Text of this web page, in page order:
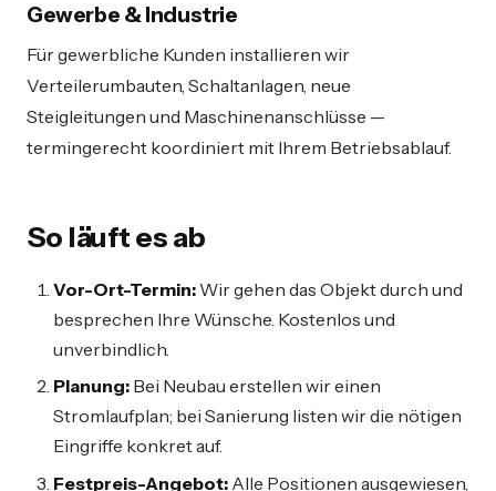
Gewerbe & Industrie
Für gewerbliche Kunden installieren wir
Verteilerumbauten, Schaltanlagen, neue
Steigleitungen und Maschinenanschlüsse —
termingerecht koordiniert mit Ihrem Betriebsablauf.
So läuft es ab
Vor-Ort-Termin: Wir gehen das Objekt durch und
besprechen Ihre Wünsche. Kostenlos und
unverbindlich.
Planung: Bei Neubau erstellen wir einen
Stromlaufplan; bei Sanierung listen wir die nötigen
Eingriffe konkret auf.
Festpreis-Angebot: Alle Positionen ausgewiesen,